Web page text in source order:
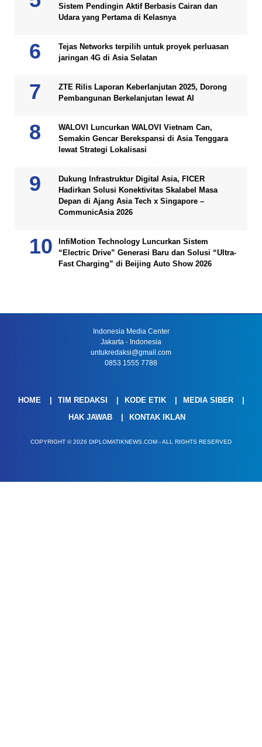
Sistem Pendingin Aktif Berbasis Cairan dan
Udara yang Pertama di Kelasnya
Tejas Networks terpilih untuk proyek perluasan
jaringan 4G di Asia Selatan
ZTE Rilis Laporan Keberlanjutan 2025, Dorong
Pembangunan Berkelanjutan lewat AI
WALOVI Luncurkan WALOVI Vietnam Can,
Semakin Gencar Berekspansi di Asia Tenggara
lewat Strategi Lokalisasi
Dukung Infrastruktur Digital Asia, FICER
Hadirkan Solusi Konektivitas Skalabel Masa
Depan di Ajang Asia Tech x Singapore –
CommunicAsia 2026
InfiMotion Technology Luncurkan Sistem
“Electric Drive” Generasi Baru dan Solusi “Ultra-
Fast Charging” di Beijing Auto Show 2026
Indonesia Media Center
Jakarta - Indonesia
untukredaksi@gmail.com
0853 1555 7788
HOME TIM REDAKSI KODE ETIK
MEDIA SIBER
HAK JAWAB
KONTAK IKLAN
COPYRIGHT © 2026 DIPLOMATIKNEWS.COM - ALL RIGHTS RESERVED